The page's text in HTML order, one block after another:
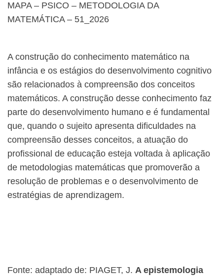
MAPA – PSICO – METODOLOGIA DA
MATEMÁTICA – 51_2026
A construção do conhecimento matemático na
infância e os estágios do desenvolvimento cognitivo
são relacionados à compreensão dos conceitos
matemáticos. A construção desse conhecimento faz
parte do desenvolvimento humano e é fundamental
que, quando o sujeito apresenta dificuldades na
compreensão desses conceitos, a atuação do
profissional de educação esteja voltada à aplicação
de metodologias matemáticas que promoverão a
resolução de problemas e o desenvolvimento de
estratégias de aprendizagem.
Fonte: adaptado de: PIAGET, J. A epistemologia